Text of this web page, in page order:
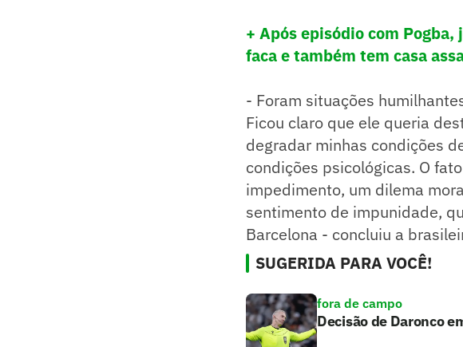
+ Após episódio com
faca e também tem casa
- Foram situações
Ficou claro que ele queria
degradar minhas condições
condições psicológicas. O
impedimento, um dilema
sentimento de impunidade,
Barcelona - concluiu a
SUGERIDA PARA VOCÊ!
fora de campo
Decisão de Daronco